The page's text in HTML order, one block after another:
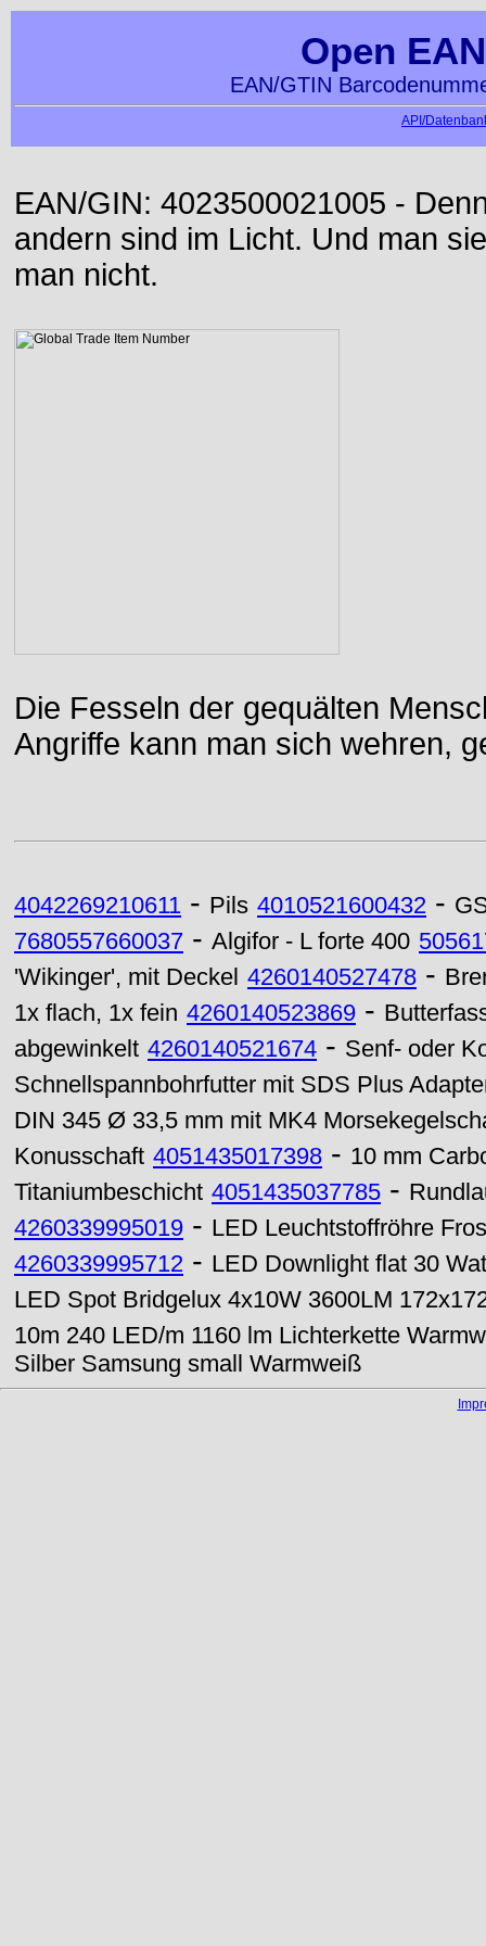
Open
EAN/GTIN
API/
EAN/GIN: 4023500021005 -
andern sind im Licht. Und man
man nicht.
Die Fesseln der gequälten
Angriffe kann man sich wehren,
4042269210611 - Pils 4010521600432 -
7680557660037 - Algifor - L forte 400
'Wikinger', mit Deckel 4260140527478 -
1x flach, 1x fein 4260140523869 -
abgewinkelt 4260140521674 - Senf- oder
Schnellspannbohrfutter mit SDS Plus
DIN 345 Ø 33,5 mm mit MK4
Konusschaft 4051435017398 - 10 mm
Titaniumbeschicht 4051435037785 -
4260339995019 - LED Leuchtstoffröhre
4260339995712 - LED Downlight flat 30
LED Spot Bridgelux 4x10W 3600LM
10m 240 LED/m 1160 lm Lichterkette
Silber Samsung small Warmweiß